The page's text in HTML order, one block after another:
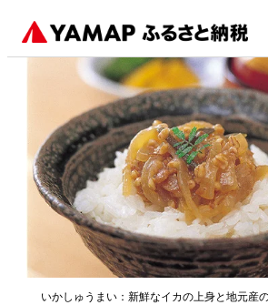
いかしゅうまい：新鮮なイカの上身と地元産